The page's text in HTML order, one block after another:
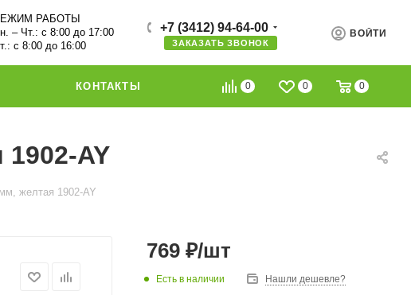
ВОЙТИ
РАБОТЫ
– Чт.: с 8:00 до 17:00
с 8:00 до 16:00
+7 (3412) 94-64-00
ЗАКАЗАТЬ ЗВОНОК
0 0 0
КОНТАКТЫ
AY
желтая 1902-AY
769 ₽/шт
Есть в наличии Нашли дешевле?